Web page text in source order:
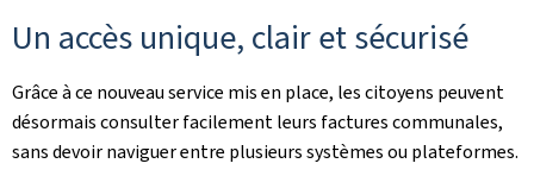
Un accès unique, clair et sécurisé
Grâce à ce nouveau service mis en place, les citoyens peuvent
désormais consulter facilement leurs factures communales,
sans devoir naviguer entre plusieurs systèmes ou plateformes.